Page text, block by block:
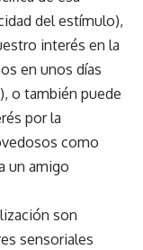
del estímulo),
interés en la
en unos días
o también puede
por la
como
un amigo
son
sensoriales